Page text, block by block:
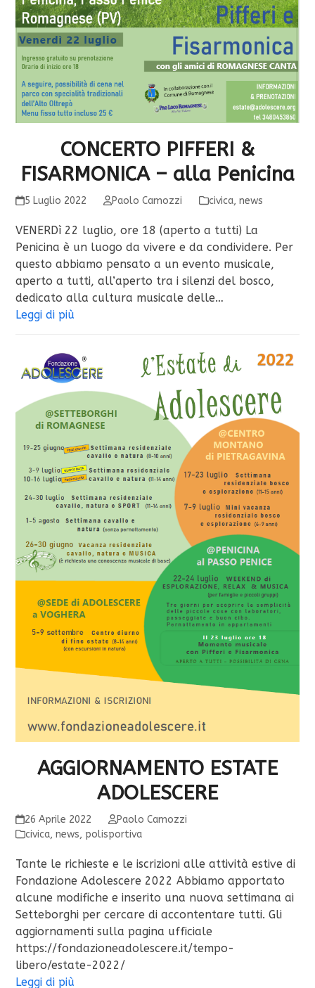
CONCERTO PIFFERI &
FISARMONICA – alla Penicina
5 Luglio 2022 Paolo Camozzi civica, news
VENERDì 22 luglio, ore 18 (aperto a tutti) La
Penicina è un luogo da vivere e da condividere. Per
questo abbiamo pensato a un evento musicale,
aperto a tutti, all’aperto tra i silenzi del bosco,
dedicato alla cultura musicale delle…
Leggi di più
AGGIORNAMENTO ESTATE
ADOLESCERE
26 Aprile 2022
Paolo Camozzi
civica,news, polisportiva
Tante le richieste e le iscrizioni alle attività estive di
Fondazione Adolescere 2022 Abbiamo apportato
alcune modifiche e inserito una nuova settimana ai
Setteborghi per cercare di accontentare tutti. Gli
aggiornamenti sulla pagina ufficiale
https://fondazioneadolescere.it/tempo-
libero/estate-2022/
Leggi di più